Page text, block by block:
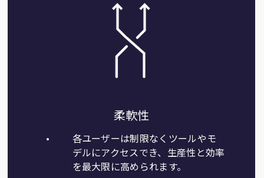
柔軟性
各ユーザーは制限なくツールやモ
デルにアクセスでき、生産性と効率
を最大限に高められます。